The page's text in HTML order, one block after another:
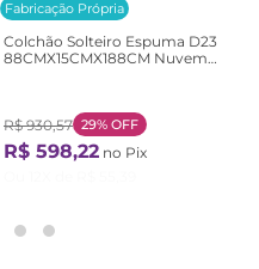
Fabricação Própria
Colchão Solteiro Espuma D23
88CMX15CMX188CM Nuvem
R$ 930,57 29% OFF
R$ 598,22 no Pix